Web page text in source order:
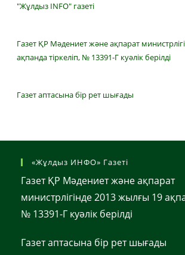
"Жұлдыз INFO" газеті
Газет ҚР Мәдениет және ақпарат
ақпанда тіркеліп, № 13391-Г куәлік берілді
Газет аптасына бір рет шығады
«Жұлдыз ИНФО» Газеті
Газет ҚР Мәдениет және ақпарат
министрлігінде 2013 жылғы 19
№ 13391-Г куәлік берілді
Газет аптасына бір рет шығады